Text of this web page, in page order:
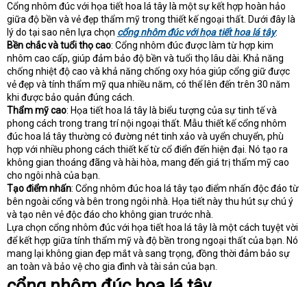
Cổng nhôm đúc với họa tiết hoa lá tây là một sự kết hợp hoàn hảo
giữa độ bền và vẻ đẹp thẩm mỹ trong thiết kế ngoại thất. Dưới đây là
lý do tại sao nên lựa chọn cổng nhôm đúc với họa tiết hoa lá tây:
Bền chắc và tuổi thọ cao: Cổng nhôm đúc được làm từ hợp kim
nhôm cao cấp, giúp đảm bảo độ bền và tuổi thọ lâu dài. Khả năng
chống nhiệt độ cao và khả năng chống oxy hóa giúp cổng giữ được
vẻ đẹp và tính thẩm mỹ qua nhiều năm, có thể lên đến trên 30 năm
khi được bảo quản đúng cách.
Thẩm mỹ cao: Họa tiết hoa lá tây là biểu tượng của sự tinh tế và
phong cách trong trang trí nội ngoại thất. Mẫu thiết kế cổng nhôm
đúc hoa lá tây thường có đường nét tinh xảo và uyển chuyển, phù
hợp với nhiều phong cách thiết kế từ cổ điển đến hiện đại. Nó tạo ra
không gian thoáng đãng và hài hòa, mang đến giá trị thẩm mỹ cao
cho ngôi nhà của bạn.
Tạo điểm nhấn: Cổng nhôm đúc hoa lá tây tạo điểm nhấn độc đáo từ
bên ngoài cổng và bên trong ngôi nhà. Họa tiết này thu hút sự chú ý
và tạo nên vẻ độc đáo cho không gian trước nhà.
Lựa chọn cổng nhôm đúc với họa tiết hoa lá tây là một cách tuyệt vời
để kết hợp giữa tính thẩm mỹ và độ bền trong ngoại thất của bạn. Nó
mang lại không gian đẹp mắt và sang trọng, đồng thời đảm bảo sự
an toàn và bảo vệ cho gia đình và tài sản của bạn.